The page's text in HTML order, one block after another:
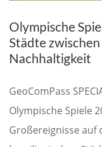
Olympische
Städte
Nachhaltigkeit
GeoComPass
Olympische Spiele
Großereignisse auf